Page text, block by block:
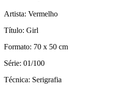
Artista: Vermelho
Título: Girl
Formato: 70 x 50 cm
Série: 01/100
Técnica: Serigrafia